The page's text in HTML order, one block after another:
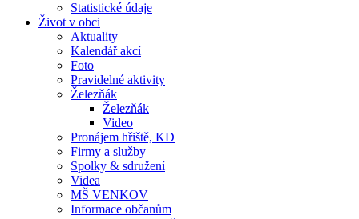
Statistické údaje
Život v obci
Aktuality
Kalendář akcí
Foto
Pravidelné aktivity
Železňák
Železňák
Video
Pronájem hřiště, KD
Firmy a služby
Spolky & sdružení
Videa
MŠ VENKOV
Informace občanům